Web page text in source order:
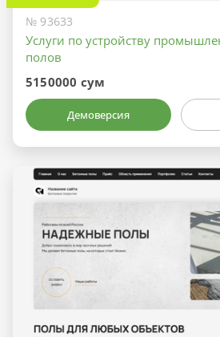
№ 93633
Услуги по устройству
полов
5150000 сум
Демоверсия